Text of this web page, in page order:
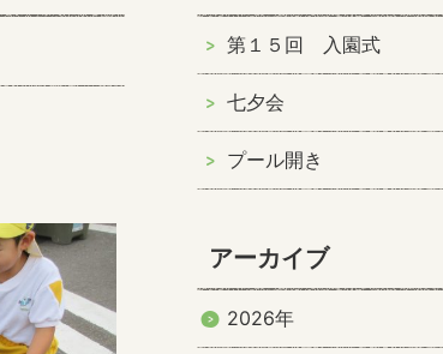
第１５回 入園式
七夕会
プール開き
アーカイブ
2026年